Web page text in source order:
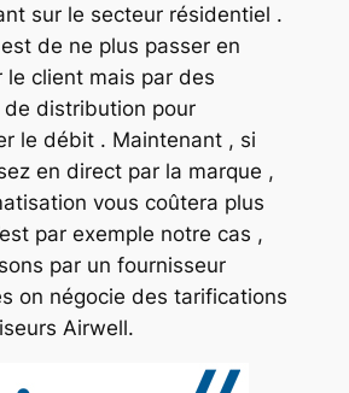
sur le secteur résidentiel .
est de ne plus passer en
le client mais par des
distribution pour
le débit . Maintenant , si
en direct par la marque ,
vous coûtera plus
par exemple notre cas ,
par un fournisseur
on négocie des tarifications
Airwell.